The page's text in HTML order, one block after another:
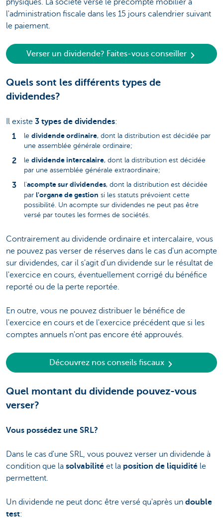
l'administration fiscale dans les 15 jours calendrier suivant
le paiement.
Verser un dividende? Faites-vous conseiller
Quels sont les différents types de
dividendes?
Il existe 3 types de dividendes:
le dividende ordinaire, dont la distribution est décidée par
une assemblée générale ordinaire;
le dividende intercalaire, dont la distribution est décidée
par une assemblée générale extraordinaire;
l'acompte sur dividendes, dont la distribution est décidée
par l'organe de gestion si les statuts prévoient cette
possibilité. Un acompte sur dividendes ne peut pas être
versé par toutes les formes de sociétés.
Contrairement au dividende ordinaire et intercalaire, vous
ne pouvez pas verser de réserves dans le cas d'un acompte
sur dividendes, car il s'agit d'un dividende sur le résultat de
l'exercice en cours, éventuellement corrigé du bénéfice
reporté ou de la perte reportée.
En outre, vous ne pouvez distribuer le bénéfice de
l'exercice en cours et de l'exercice précédent que si les
comptes annuels n'ont pas encore été approuvés.
Découvrez nos conseils fiscaux
Quel montant du dividende pouvez-vous
verser?
Vous possédez une SRL?
Dans le cas d'une SRL, vous pouvez verser un dividende à
condition que la solvabilité et la position de liquidité le
permettent.
Un dividende ne peut donc être versé qu'après un double
test: